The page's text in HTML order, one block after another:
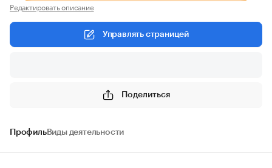
Редактировать описание
Управлять страницей
Поделиться
ПрофильВиды деятельности